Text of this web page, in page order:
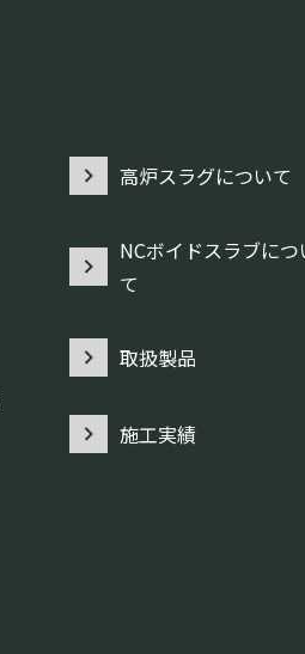
高炉スラグについて
NCボイドスラブにつ
て
取扱製品
施工実績